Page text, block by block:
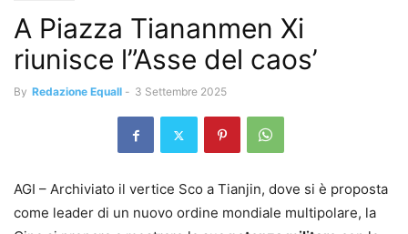
A Piazza Tiananmen Xi
riunisce l”Asse del caos’
By Redazione Equall - 3 Settembre 2025
AGI – Archiviato il vertice Sco a Tianjin, dove si è proposta
come leader di un nuovo ordine mondiale multipolare, la